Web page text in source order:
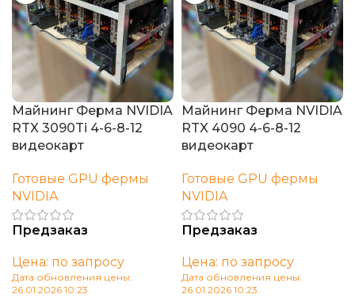
Майнинг Ферма NVIDIA
RTX 3090Ti 4-6-8-12
видеокарт
Готовые GPU фермы
NVIDIA
Предзаказ
Цена: по запросу
Дата обновления цены:
26.01.2026 10:23
Майнинг Ферма NVIDIA
RTX 4090 4-6-8-12
видеокарт
Готовые GPU фермы
NVIDIA
Предзаказ
Цена: по запросу
Дата обновления цены:
26.01.2026 10:23